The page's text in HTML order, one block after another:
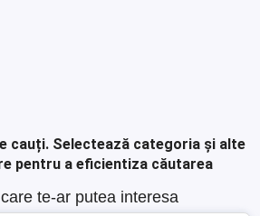
cauți. Selectează categoria și alte
pentru a eficientiza căutarea
te-ar putea interesa